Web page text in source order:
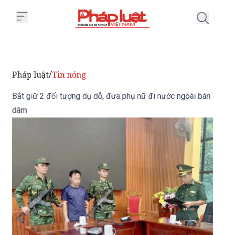
Pháp luật
Bắt giữ 2 đối tượng dụ dỗ, đưa phụ nữ đi nước ngoài bán